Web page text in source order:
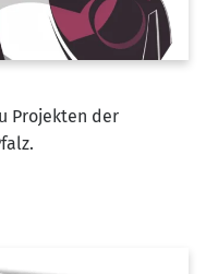
Projekten der